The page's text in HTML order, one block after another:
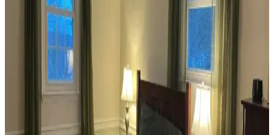
Veranda dekorasyonunda bitkiler, halılar, aydınlatma ve mobilyaların
uyumlu kullanımı mekânı daha davetkâr ve fonksiyonel kılar. Doğru
seçimler verandanın atmosferini ve dış görünümünü güçlendirir.
Habitat'tan İkinci El Mobilya Alımı ve Ev
Dekorasyonunda Stil Oluşturma Yöntemleri
Habitat mağazalarından ikinci el mobilya alımı, ekonomik ve özgün
dekorasyon için fırsatlar sunar. Doğru seçim, temizlik ve stil
oluşturma evin atmosferini belirler.